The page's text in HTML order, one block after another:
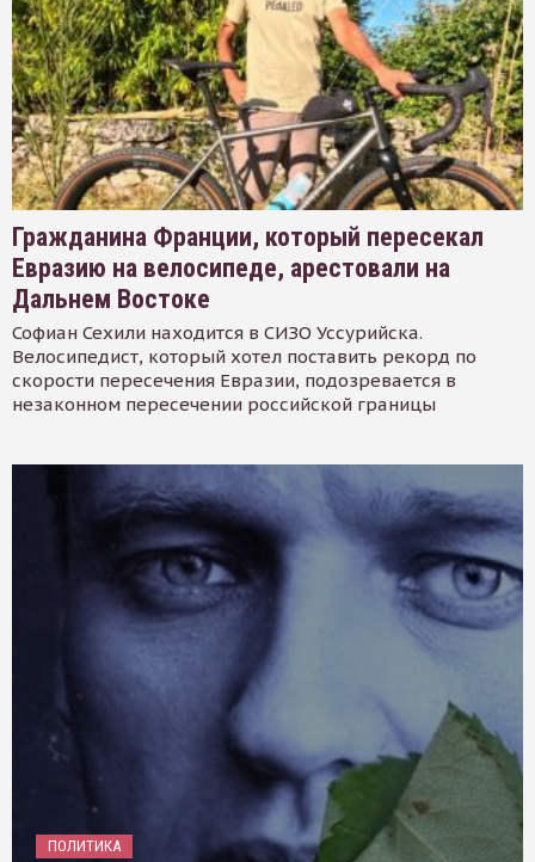
Гражданина Франции, который пересекал
Евразию на велосипеде, арестовали на
Дальнем Востоке
Софиан Сехили находится в СИЗО Уссурийска.
Велосипедист, который хотел поставить рекорд по
скорости пересечения Евразии, подозревается в
незаконном пересечении российской границы
ПОЛИТИКА